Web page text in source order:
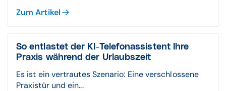
Zum Artikel
So entlastet der KI-Telefonassistent Ihre
Praxis während der Urlaubszeit
Es ist ein vertrautes Szenario: Eine verschlossene
Praxistür und ein...